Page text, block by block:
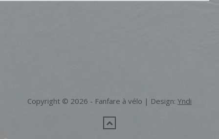
Copyright © 2026 - Fanfare à vélo | Design: Yndi